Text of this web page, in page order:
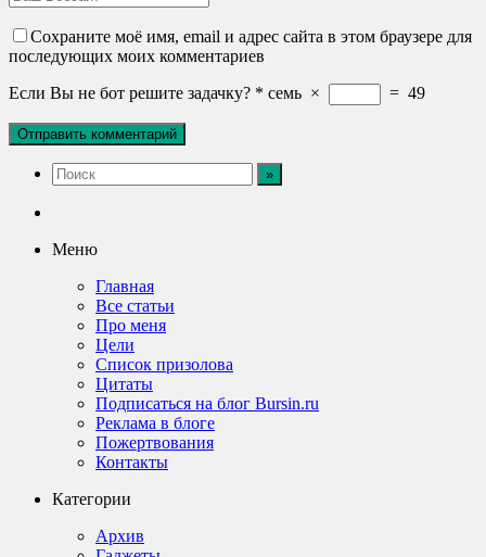
Сохраните моё имя, email и адрес сайта в этом браузере для
последующих моих комментариев
Если Вы не бот решите задачку? * семь × = 49
Меню
Главная
Все статьи
Про меня
Цели
Список призолова
Цитаты
Подписаться на блог Bursin.ru
Реклама в блоге
Пожертвования
Контакты
Категории
Архив